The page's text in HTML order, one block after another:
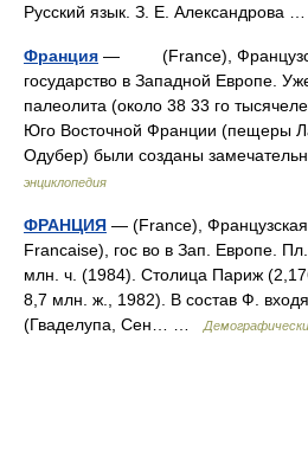
Русский язык. З. Е. Александрова
Франция — (France),
государство в Западной Европе.
палеолита (около 38 33 го
Юго Восточной Франции (пещеры
Одубер) были созданы
энциклопедия
ФРАНЦИЯ — (France),
Francaise), гос во в Зап. Европе.
млн. ч. (1984). Столица Париж
8,7 млн. ж., 1982). В состав Ф.
(Гваделупа, Сен… …